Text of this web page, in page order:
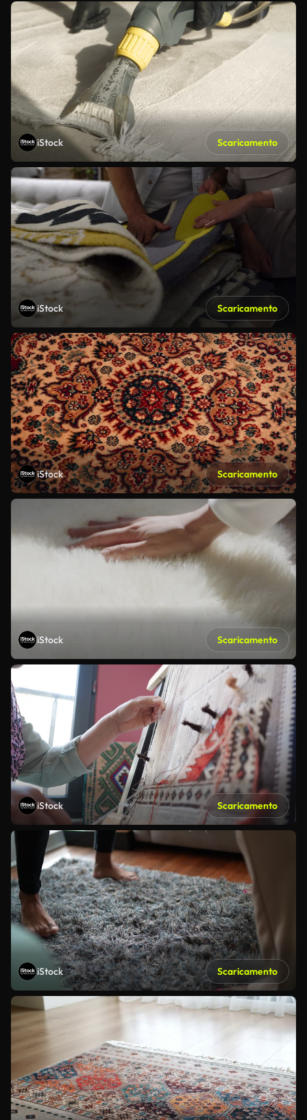
iStock Scaricamento
iStock Scaricamento
iStock Scaricamento
iStock Scaricamento
iStock Scaricamento
iStock Scaricamento